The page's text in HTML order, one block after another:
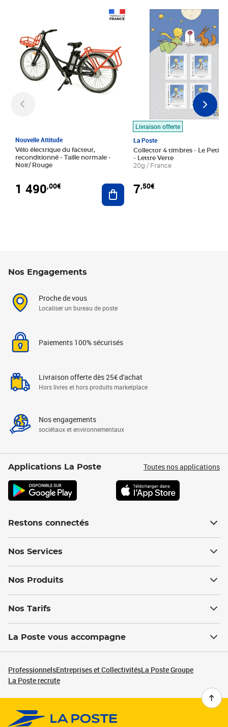
Nouvelle Attitude
Vélo électrique du facteur,
reconditionné - Taille normale -
Noir/ Rouge
1 490,00€ Ajouter au panier
Livraison offerte
La Poste
Collector 4 timbres - Le Petit
- Lettre Verte
20g / France
7,50€
Prix 7,50€
Nos Engagements
Proche de vous
Localiser un bureau de poste
Paiements 100% sécurisés
Livraison offerte dès 25€ d'achat
Hors livres et hors produits marketplace
Nos engagements
sociétaux et environnementaux
Applications La Poste Toutes nos applications
Restons connectés
Nos Services
Nos Produits
Nos Tarifs
La Poste vous accompagne
ProfessionnelsEntreprises et CollectivitésLa Poste Groupe
La Poste recrute